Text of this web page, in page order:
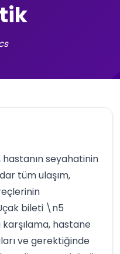
hastanın seyahatinin
tüm ulaşım,
bileti \n5
karşılama, hastane
ve gerektiğinde